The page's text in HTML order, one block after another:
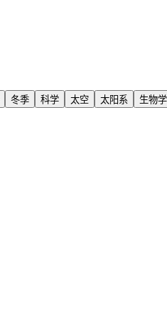
冬季 科学 太空 太阳系 生物学